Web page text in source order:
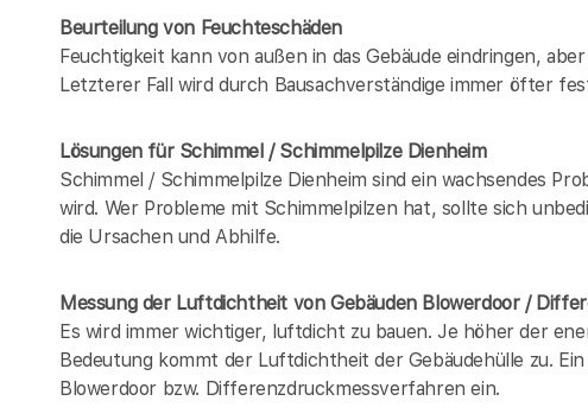
Beurteilung von Feuchteschäden
Feuchtigkeit kann von außen in das Gebäude eindringen,
Letzterer Fall wird durch Bausachverständige immer öfter
Lösungen für Schimmel / Schimmelpilze Dienheim
Schimmel / Schimmelpilze Dienheim sind ein wachsendes
wird. Wer Probleme mit Schimmelpilzen hat, sollte sich
die Ursachen und Abhilfe.
Messung der Luftdichtheit von Gebäuden Blowerdoor /
Es wird immer wichtiger, luftdicht zu bauen. Je höher der
Bedeutung kommt der Luftdichtheit der Gebäudehülle zu.
Blowerdoor bzw. Differenzdruckmessverfahren ein.